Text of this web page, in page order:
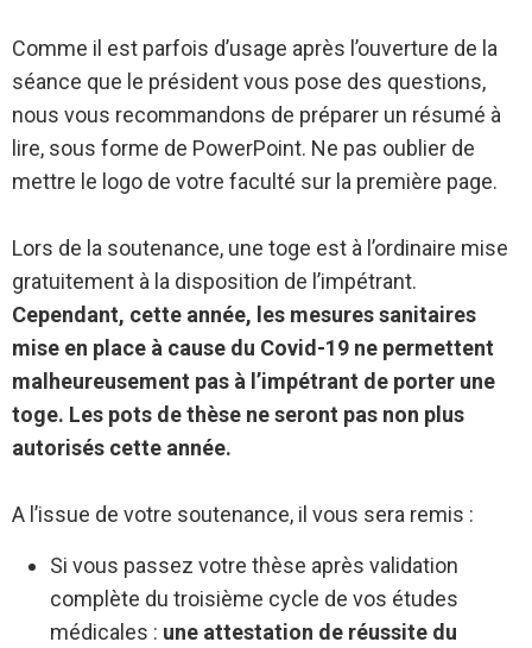
Comme il est parfois d’usage après l’ouverture de la
séance que le président vous pose des questions,
nous vous recommandons de préparer un résumé à
lire, sous forme de PowerPoint. Ne pas oublier de
mettre le logo de votre faculté sur la première page.
Lors de la soutenance, une toge est à l’ordinaire mise
gratuitement à la disposition de l’impétrant.
Cependant, cette année, les mesures sanitaires
mise en place à cause du Covid-19 ne permettent
malheureusement pas à l’impétrant de porter une
toge. Les pots de thèse ne seront pas non plus
autorisés cette année.
A l’issue de votre soutenance, il vous sera remis :
Si vous passez votre thèse après validation
complète du troisième cycle de vos études
médicales : une attestation de réussite du